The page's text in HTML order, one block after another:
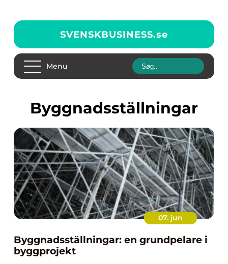
SVENSKBUSINESS.se
Menu
Byggnadsställningar
07. jun
Byggnadsställningar: en grundpelare i
byggprojekt